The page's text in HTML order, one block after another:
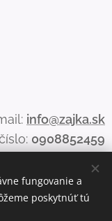
info@zajka.sk
0908852459
fungovanie a
poskytnúť tú